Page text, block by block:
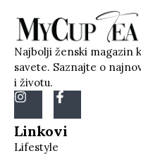
Najbolji ženski magazin
savete. Saznajte o
i životu.
Linkovi
Lifestyle